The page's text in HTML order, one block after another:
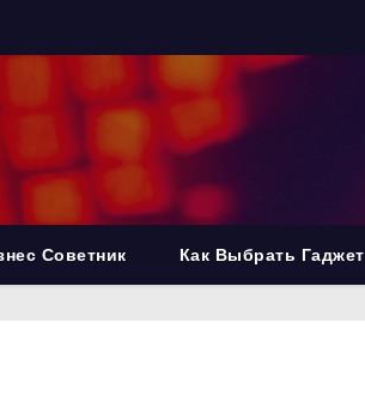
Советник Как Выбрать Гаджет